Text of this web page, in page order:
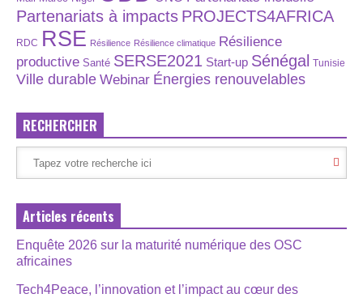
Partenariats à impacts PROJECTS4AFRICA
RDC RSE Résilience Résilience climatique Résilience
productive Santé SERSE2021 Start-up Sénégal Tunisie
Ville durable Webinar Énergies renouvelables
RECHERCHER
Articles récents
Enquête 2026 sur la maturité numérique des OSC
africaines
Tech4Peace, l’innovation et l’impact au cœur des